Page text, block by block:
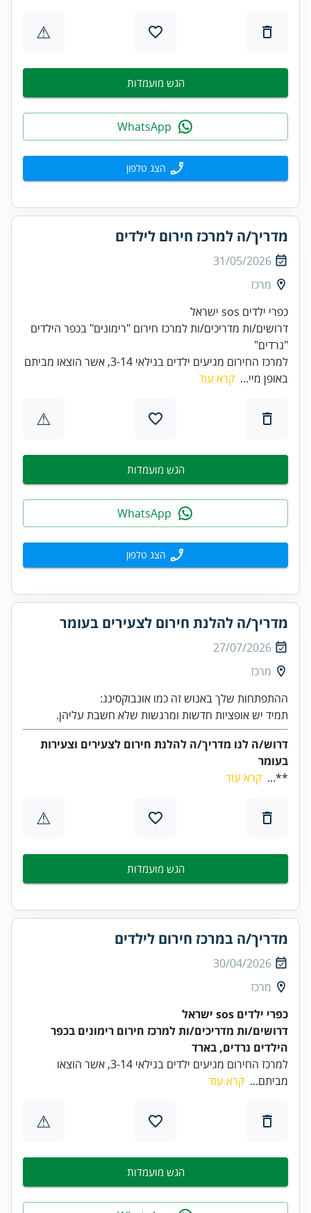
⚠
הגש מועמדות
הצג טלפון
מדריך/ה למרכז חירום לילדים
31/05/2026
מרכז
כפרי ילדים sos ישראל
דרושים/ות מדריכים/ות למרכז חירום "רימונים" בכפר הילדים
"נרדים"
למרכז החירום מגיעים ילדים בגילאי 3-14, אשר הוצאו מביתם
באופן מיי... קרא עוד
⚠
הגש מועמדות
הצג טלפון
מדריך/ה להלנת חירום לצעירים בעומר
27/07/2026
מרכז
תמיד יש אופציות חדשות ומרגשות שלא חשבת עליהן.
דרוש/ה לנו מדריך/ה להלנת חירום לצעירים וצעירות
בעומר
**... קרא עוד
⚠
הגש מועמדות
מדריך/ה במרכז חירום לילדים
30/04/2026
מרכז
כפרי ילדים sos ישראל
דרושים/ות מדריכים/ות למרכז חירום רימונים בכפר
הילדים נרדים, בארד
למרכז החירום מגיעים ילדים בגילאי 3-14, אשר הוצאו
מביתם... קרא עוד
⚠
הגש מועמדות